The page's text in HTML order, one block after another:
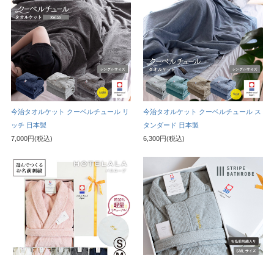
今治タオルケット クーベルチュール リ
ッチ 日本製
7,000円(税込)
今治タオルケット クーベルチュール ス
タンダード 日本製
6,300円(税込)